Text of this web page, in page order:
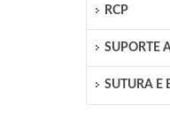
RCP
SUPORTE
SUTURA E